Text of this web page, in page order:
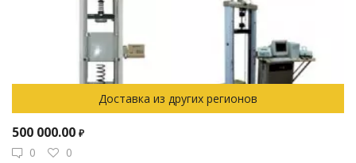
Доставка из других регионов
500 000.00 ₽
0
0